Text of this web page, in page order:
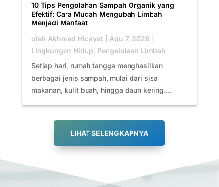
10 Tips Pengolahan Sampah Organik yang
Efektif: Cara Mudah Mengubah Limbah
Menjadi Manfaat
oleh Akhmad Hidayat Agu 7, 2026
Lingkungan Hidup Pengelolaan Limbah
Setiap hari, rumah tangga menghasilkan
berbagai jenis sampah, mulai dari sisa
makanan, kulit buah, hingga daun kering....
LIHAT SELENGKAPNYA